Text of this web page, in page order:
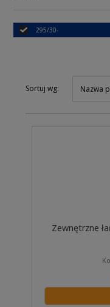
295/30-
Sortuj wg: Nazwa
Zewnętrzne